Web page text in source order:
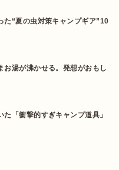
た“夏の虫対策キャンプギア”10
お湯が沸かせる。発想がおもし
「衝撃的すぎキャンプ道具」